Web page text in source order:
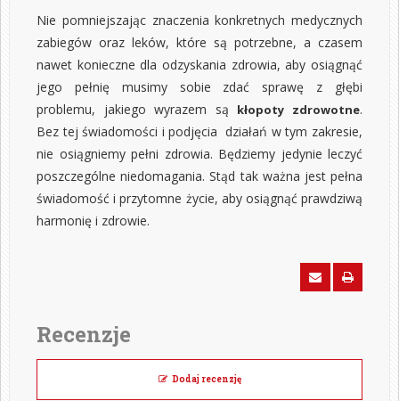
Nie pomniejszając znaczenia konkretnych medycznych
zabiegów oraz leków, które są potrzebne, a czasem
nawet konieczne dla odzyskania zdrowia, aby osiągnąć
jego pełnię musimy sobie zdać sprawę z głębi
problemu, jakiego wyrazem są kłopoty zdrowotne.
Bez tej świadomości i podjęcia działań w tym zakresie,
nie osiągniemy pełni zdrowia. Będziemy jedynie leczyć
poszczególne niedomagania. Stąd tak ważna jest pełna
świadomość i przytomne życie, aby osiągnąć prawdziwą
harmonię i zdrowie.
Recenzje
Dodaj recenzję